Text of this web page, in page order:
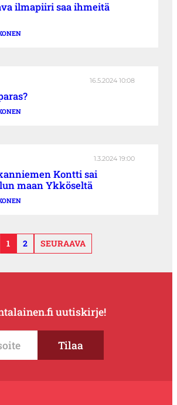
ilmapiiri saa ihmeitä
16.5.2024 10:08
1.3.2024 19:00
Kontti sai
maan Ykköseltä
1 2 SEURAAVA
uutiskirje!